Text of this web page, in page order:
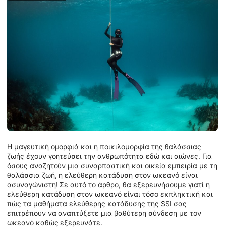
Η μαγευτική ομορφιά και η ποικιλομορφία της θαλάσσιας
ζωής έχουν γοητεύσει την ανθρωπότητα εδώ και αιώνες. Για
όσους αναζητούν μια συναρπαστική και οικεία εμπειρία με τη
θαλάσσια ζωή, η ελεύθερη κατάδυση στον ωκεανό είναι
ασυναγώνιστη! Σε αυτό το άρθρο, θα εξερευνήσουμε γιατί η
ελεύθερη κατάδυση στον ωκεανό είναι τόσο εκπληκτική και
πώς τα μαθήματα ελεύθερης κατάδυσης της SSI σας
επιτρέπουν να αναπτύξετε μια βαθύτερη σύνδεση με τον
ωκεανό καθώς εξερευνάτε.